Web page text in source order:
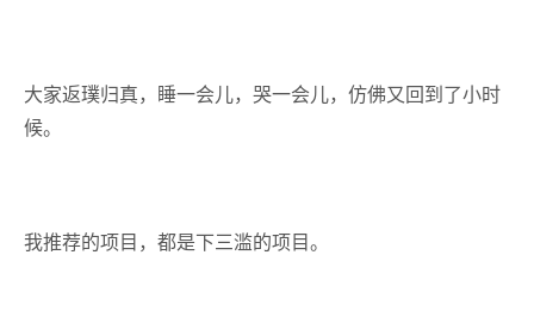
大家返璞归真，睡一会儿，哭一会儿，仿佛又回到了小时
候。
我推荐的项目，都是下三滥的项目。